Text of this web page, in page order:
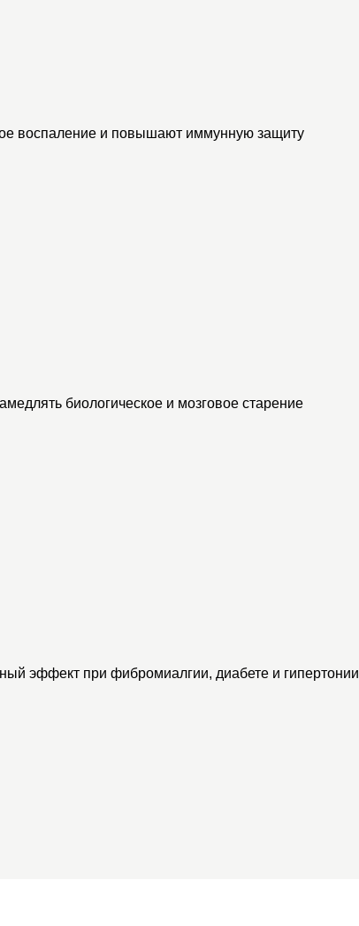
воспаление и повышают иммунную защиту
биологическое и мозговое старение
эффект при фибромиалгии, диабете и гипертонии